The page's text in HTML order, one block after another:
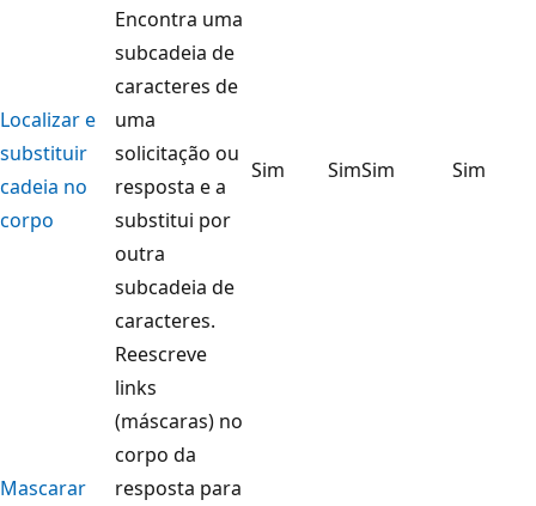
Localizar e
substituir
cadeia no
corpo
Encontra uma
subcadeia de
caracteres de
uma
solicitação ou
resposta e a
substitui por
outra
subcadeia de
caracteres.
Sim SimSim Sim
Mascarar
Reescreve
links
(máscaras) no
corpo da
resposta para